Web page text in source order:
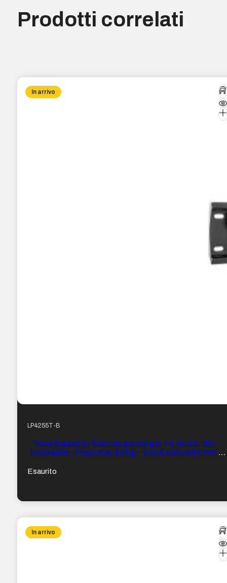
Prodotti correlati
In arrivo
LP4255T-B
Tooq Supporto fisso da parete per TV da 32″-55″ –
Inclinabile – Peso max 40 kg – VESA 400×400 mm –
Esaurito
In arrivo